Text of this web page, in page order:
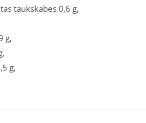
taukskabes 0,6 g,
g,
g,